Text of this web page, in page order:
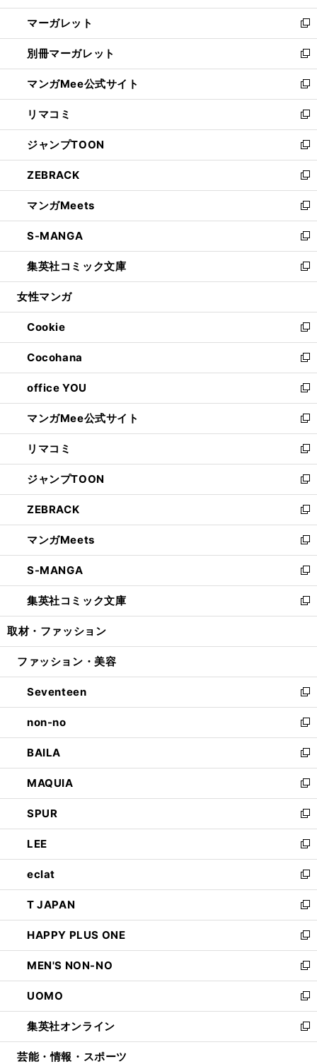
開
く
ウ
で
開
く
ン
ド
ウ
で
開
く
し
い
ウ
ィ
ン
ド
ウ
で
開
く
マーガレット
新
し
い
ウ
ィ
ン
ド
ウ
で
開
く
別冊マーガレット
新
し
い
ウ
ィ
ン
ド
ウ
で
開
く
マンガMee公式サイト
新
し
い
ウ
ィ
ン
ド
ウ
で
開
く
リマコミ
新
し
い
ウ
ィ
ン
ド
ウ
で
開
く
ジャンプTOON
新
し
い
ウ
ィ
ン
ド
ウ
で
開
ZEBRACK
新
し
い
ウ
ィ
ン
ド
ウ
開
く
マンガMeets
新
し
い
ウ
ィ
ン
ウ
で
開
く
S-MANGA
新
し
い
ウ
ン
ド
ウ
で
開
く
集英社コミック文庫
新
し
ウ
ィ
ン
ド
ウ
で
開
く
女性マンガ
Cookie
新
し
い
ウ
ィ
ン
ド
ウ
で
開
く
Cocohana
新
し
い
ウ
ィ
ン
ド
ウ
で
開
く
office YOU
新
し
い
ウ
ィ
ン
ド
ウ
で
開
く
マンガMee公式サイト
新
し
い
ウ
ィ
ン
ド
ウ
で
開
く
リマコミ
新
し
い
ウ
ィ
ン
ド
ウ
で
開
く
ジャンプTOON
新
し
い
ウ
ィ
ン
ド
ウ
で
開
ZEBRACK
新
し
い
ウ
ィ
ン
ド
ウ
開
マンガMeets
新
し
い
ウ
ィ
ン
ウ
開
く
S-MANGA
新
し
い
ウ
ン
ウ
で
開
く
集英社コミック文庫
新
し
ウ
ン
ド
ウ
で
開
く
取材・ファッション
ファッション・美容
Seventeen
新
し
い
ウ
ィ
ン
ド
ウ
で
開
く
non-no
新
し
い
ウ
ィ
ン
ド
ウ
で
開
く
BAILA
新
し
い
ウ
ィ
ン
ド
ウ
で
開
く
MAQUIA
新
し
い
ウ
ィ
ン
ド
ウ
で
開
く
SPUR
新
し
い
ウ
ィ
ン
ド
ウ
で
開
く
LEE
新
し
い
ウ
ィ
ン
ド
ウ
で
開
く
eclat
新
し
い
ウ
ィ
ン
ド
ウ
で
開
く
T JAPAN
新
し
い
ウ
ィ
ン
ド
ウ
で
開
HAPPY PLUS ONE
新
し
い
ウ
ィ
ン
ド
ウ
MEN'S NON-NO
新
し
い
ウ
ィ
ン
UOMO
新
し
い
ウ
集英社オンライン
新
し
芸能・情報・スポーツ